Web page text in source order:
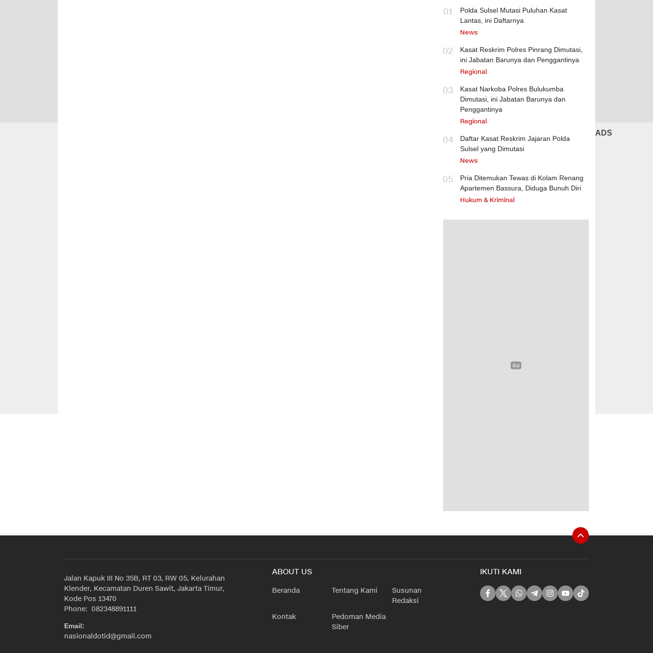
01
Polda Sulsel Mutasi Puluhan Kasat
Lantas, ini Daftarnya
News
02
Kasat Reskrim Polres Pinrang Dimutasi,
ini Jabatan Barunya dan Penggantinya
Regional
03
Kasat Narkoba Polres Bulukumba
Dimutasi, ini Jabatan Barunya dan
Penggantinya
Regional
04
Daftar Kasat Reskrim Jajaran Polda
Sulsel yang Dimutasi
News
05
Pria Ditemukan Tewas di Kolam Renang
Apartemen Bassura, Diduga Bunuh Diri
Hukum & Kriminal
Jalan Kapuk III No 35B, RT 03, RW 05, Kelurahan
Klender, Kecamatan Duren Sawit, Jakarta Timur,
Kode Pos 13470
Phone: 082348891111
Email:
nasionaldotid@gmail.com
ABOUT US
Beranda Tentang Kami
Susunan
Redaksi
Kontak
Pedoman Media
Siber
IKUTI KAMI
ADS